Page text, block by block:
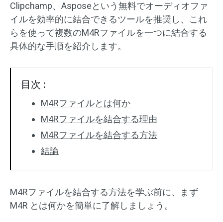
回転/反転
バッチ処理
Clipchamp、Asposeという無料でオーディオファ
イルを効率的に結合できるツールを推奨し、これ
らを使って複数のM4Rファイルを一つに結合する
具体的な手順を紹介します。
目次 :
M4Rファイルとは何か
M4Rファイルを結合する理由
M4Rファイルを結合する方法
結論
M4Rファイルを結合する方法を学ぶ前に、まず
M4R とは何かを簡単に了解しましょう。